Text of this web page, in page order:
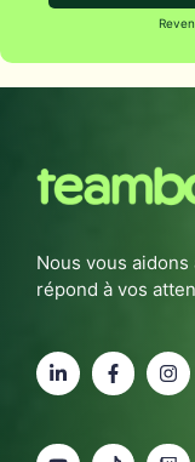
Nous vous
répond à vos